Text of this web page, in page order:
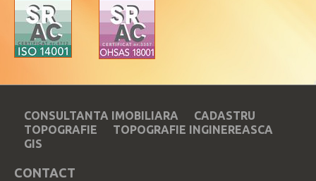
CONSULTANTA IMOBILIARA
CADASTRU
TOPOGRAFIE
TOPOGRAFIE INGINEREASCA
GIS
CONTACT